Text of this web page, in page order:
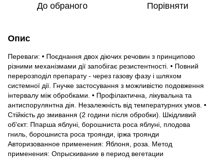
До обраного Порівняти
Опис
Переваги: • Поєднання двох діючих речовин з принципово
різними механізмами дії запобігає резистентності. • Повний
перерозподіл препарату - через газову фазу і шляхом
системної дії. Гнучке застосування з можливістю подовження
інтервалу між обробками. • Профілактична, лікувальна та
антиспорулянтна дія. Незалежність від температурних умов. •
Стійкість до змивання (2 години після обробки). Шкідливий
об'єкт: Ппарша яблуні, борошниста роса яблуні, плодова
гниль, борошниста роса троянди, іржа троянди
Авторизованное применения: Яблоня, роза. Метод
применения: Опрыскивание в период вегетации